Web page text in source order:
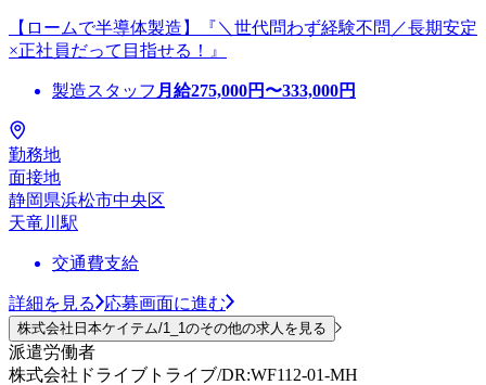
【ロームで半導体製造】『＼世代問わず経験不問／長期安定
×正社員だって目指せる！』
製造スタッフ 月給275,000円〜333,000円
勤務地
面接地
静岡県浜松市中央区
天竜川駅
交通費支給
詳細を見る 応募画面に進む
株式会社日本ケイテム/1_1のその他の求人を見る
派遣労働者
株式会社ドライブトライブ/DR:WF112-01-MH